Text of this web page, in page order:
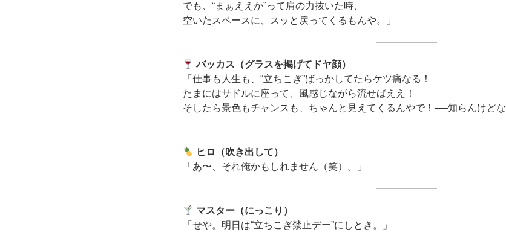
でも、“まぁええか”って肩の力抜いた時、
空いたスペースに、スッと戻ってくるもんや。」
バッカス（グラスを掲げてドヤ顔）
「仕事も人生も、“立ちこぎ”ばっかしてたらケツ痛なる！
たまにはサドルに座って、風感じながら流せばええ！
そしたら景色もチャンスも、ちゃんと見えてくるんやで！──知らんけどな
ヒロ（吹き出して）
「あ〜、それ俺かもしれません（笑）。」
マスター（にっこり）
「せや。明日は“立ちこぎ禁止デー”にしとき。」